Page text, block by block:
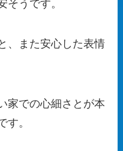
そうです。
、また安心した表情
家での心細さとが本
す。